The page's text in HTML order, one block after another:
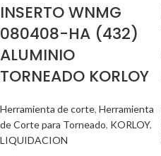
INSERTO WNMG
080408-HA (432)
ALUMINIO
TORNEADO KORLOY
Herramienta de corte, Herramienta
de Corte para Torneado, KORLOY,
LIQUIDACION